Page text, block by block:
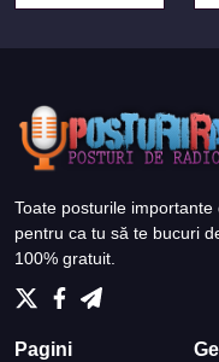
Toate posturile
pentru ca tu să te bucuri
100% gratuit.
Pagini